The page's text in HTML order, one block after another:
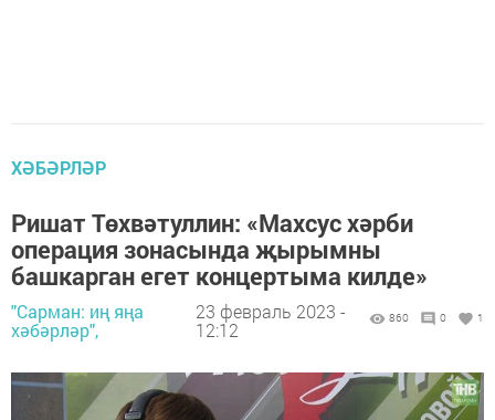
ХӘБӘРЛӘР
Ришат Төхвәтуллин: «Махсус хәрби
операция зонасында җырымны
башкарган егет концертыма килде»
"Сарман: иң яңа
хәбәрләр",
23 февраль 2023 -
12:12
860 0 1